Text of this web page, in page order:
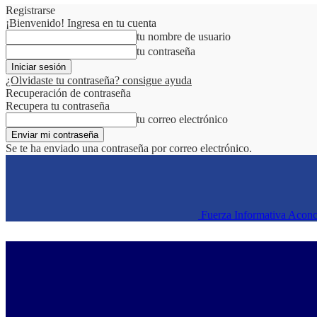
Registrarse
¡Bienvenido! Ingresa en tu cuenta
tu nombre de usuario
tu contraseña
¿Olvidaste tu contraseña? consigue ayuda
Recuperación de contraseña
Recupera tu contraseña
tu correo electrónico
Se te ha enviado una contraseña por correo electrónico.
Fuerza Informativa